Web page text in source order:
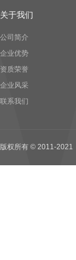
关于我们
公司简介
企业优势
资质荣誉
企业风采
联系我们
版权所有 © 2011-